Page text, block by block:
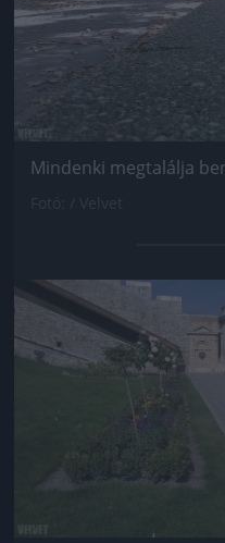
Mindenki megtalálja
Jön